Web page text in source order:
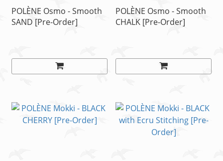
POLÈNE Osmo - Smooth
SAND [Pre-Order]
POLÈNE Osmo - Smooth
CHALK [Pre-Order]